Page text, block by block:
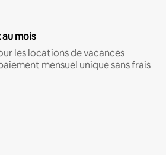
mois
les locations de vacances
mensuel unique sans frais